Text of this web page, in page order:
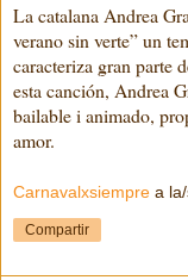
La catalana Andrea
verano sin verte” un
caracteriza gran parte
esta canción, Andrea
bailable i animado,
amor.
Carnavalxsiempre a
Compartir